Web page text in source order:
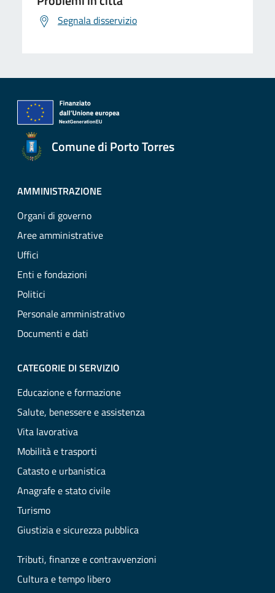
Segnala disservizio
Comune di Porto Torres
AMMINISTRAZIONE
Organi di governo
Aree amministrative
Uffici
Enti e fondazioni
Politici
Personale amministrativo
Documenti e dati
CATEGORIE DI SERVIZIO
Educazione e formazione
Salute, benessere e assistenza
Vita lavorativa
Mobilità e trasporti
Catasto e urbanistica
Anagrafe e stato civile
Turismo
Giustizia e sicurezza pubblica
Tributi, finanze e contravvenzioni
Cultura e tempo libero